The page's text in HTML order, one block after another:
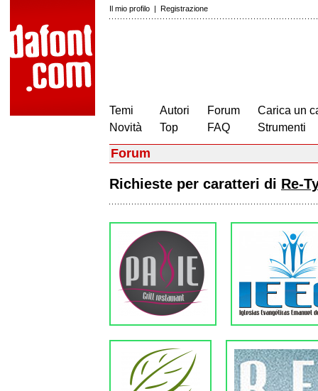
Il mio profilo | Registrazione
Temi
Novità
Autori
Top
Forum
FAQ
Carica un
Strumenti
Forum
Richieste per caratteri di Re-